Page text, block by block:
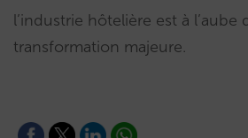
l’industrie hôtelière est à l’aube
transformation majeure.